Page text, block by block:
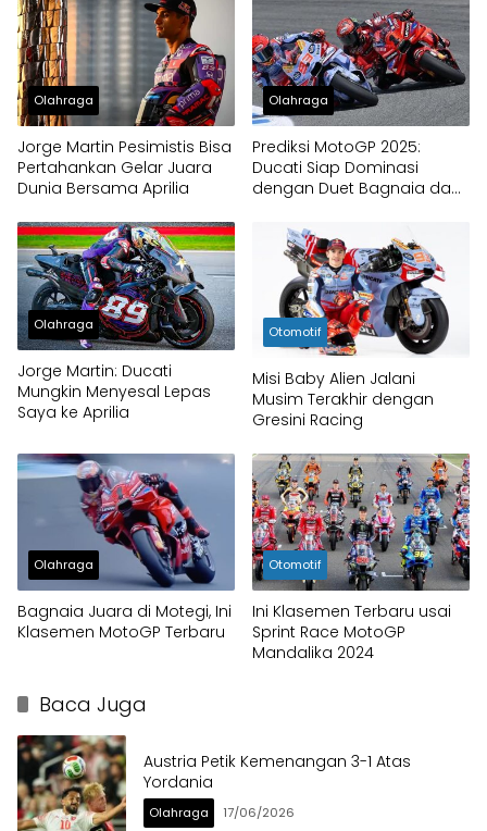
Olahraga
Jorge Martin Pesimistis Bisa
Pertahankan Gelar Juara
Dunia Bersama Aprilia
Olahraga
Prediksi MotoGP 2025:
Ducati Siap Dominasi
dengan Duet Bagnaia dan
Olahraga
Jorge Martin: Ducati
Mungkin Menyesal Lepas
Saya ke Aprilia
Otomotif
Misi Baby Alien Jalani
Musim Terakhir dengan
Gresini Racing
Olahraga
Bagnaia Juara di Motegi, Ini
Klasemen MotoGP Terbaru
Otomotif
Ini Klasemen Terbaru usai
Sprint Race MotoGP
Mandalika 2024
Baca Juga
Austria Petik Kemenangan 3-1 Atas
Yordania
Olahraga 17/06/2026